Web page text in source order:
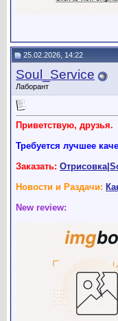
25.02.2026, 14:22
Soul_Service
Лаборант
Приветствую, друзья.
Требуется лучшее
Заказать:
Новости и Раздачи:
New review: